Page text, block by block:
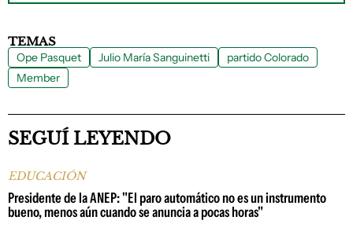
TEMAS
Ope Pasquet Julio María Sanguinetti
partido Colorado
Member
SEGUÍ LEYENDO
EDUCACIÓN
Presidente de la ANEP: "El paro automático no es un instrumento
bueno, menos aún cuando se anuncia a pocas horas"